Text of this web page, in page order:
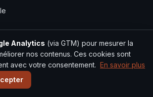
Analytics (via GTM) pour mesurer la
nos contenus. Ces cookies sont
avec votre consentement. En savoir plus